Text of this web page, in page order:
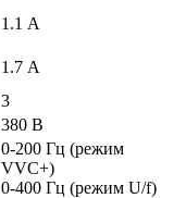
1.1 А
1.7 А
3
380 В
0-200 Гц (режим
VVC+)
0-400 Гц (режим U/f)